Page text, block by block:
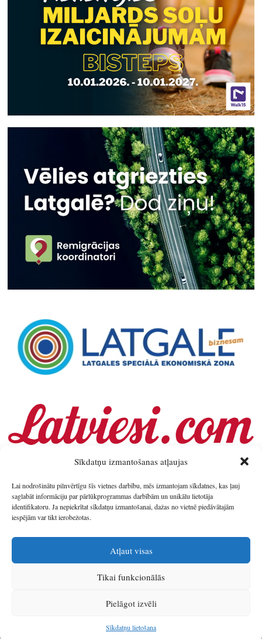
Sīkdatņu izmantošanas atļaujas
Lai nodrošinātu pilnvērtīgu šīs vietnes darbību, mēs izmantojam sīkdatnes, kas ļauj
saglabāt informāciju par pārlūkprogrammas darbībām un unikālu lietotāja
identifikatoru. Ja nepiekrītat sīkdatņu izmantošanai, dažas no vietnē piedāvātajām
iespējām var tikt ierobežotas.
Atļaut visas
Tikai funkcionālās
Pielāgot izvēli
Sīkdatņu lietošana
IzstrādātājsSIA Info